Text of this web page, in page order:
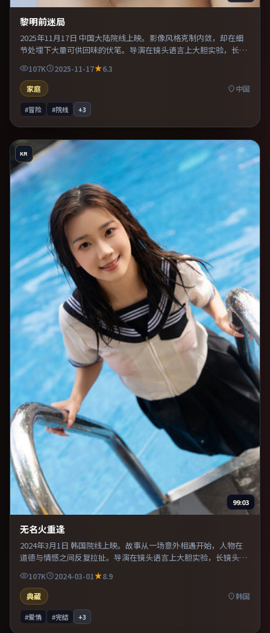
黎明前迷局
2025年11月17日 中国大陆院线上映。影像风格克制内敛，却在细
节处埋下大量可供回味的伏笔。导演在镜头语言上大胆实验，长镜
头与特写交替强化压迫感。推荐给偏爱群像戏与命运母题的影迷。
107K 2025-11-17
6.3
家庭
中国
#冒险 #院线 +3
KR
99:03
无名火重逢
2024年3月1日 韩国院线上映。故事从一场意外相遇开始，人物在
道德与情感之间反复拉扯。导演在镜头语言上大胆实验，长镜头与
特写交替强化压迫感。推荐给偏爱群像戏与命运母题的影迷。
107K 2024-03-01
8.9
典藏
韩国
#爱情 #完结 +3